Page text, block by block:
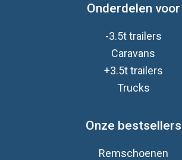
Onderdelen voor
-3.5t trailers
Caravans
+3.5t trailers
Trucks
Onze bestsellers
Remschoenen